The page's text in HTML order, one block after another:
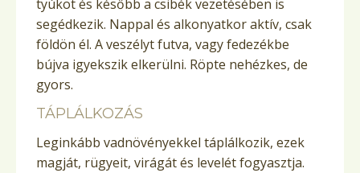
tyúkot és később a csibék vezetésében is
segédkezik. Nappal és alkonyatkor aktív, csak
földön él. A veszélyt futva, vagy fedezékbe
bújva igyekszik elkerülni. Röpte nehézkes, de
gyors.
TÁPLÁLKOZÁS
Leginkább vadnövényekkel táplálkozik, ezek
magját, rügyeit, virágát és levelét fogyasztja.